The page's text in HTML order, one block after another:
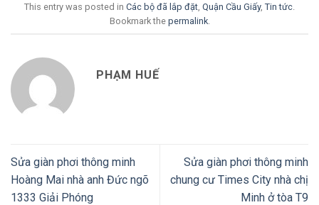
This entry was posted in Các bộ đã lắp đặt Quận Cầu Giấy, Tin tức
Bookmark the permalink.
PHẠM HUẾ
Sửa giàn phơi thông minh
Hoàng Mai nhà anh Đức ngõ
1333 Giải Phóng
Sửa giàn phơi thông minh
chung cư Times City nhà chị
Minh ở tòa T9